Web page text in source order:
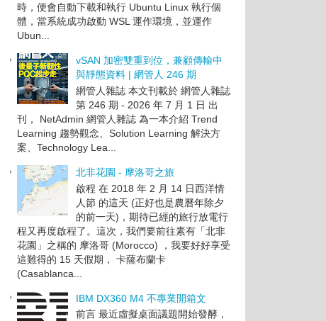
時，便會自動下載和執行 Ubuntu Linux 執行個
體，當系統成功啟動 WSL 運作環境，並運作
Ubun...
vSAN 加密雙重到位，兼顧傳輸中
與靜態資料 | 網管人 246 期
網管人雜誌 本文刊載於 網管人雜誌
第 246 期 - 2026 年 7 月 1 日 出
刊， NetAdmin 網管人雜誌 為一本介紹 Trend
Learning 趨勢觀念、Solution Learning 解決方
案、Technology Lea...
北非花園 - 摩洛哥之旅
啟程 在 2018 年 2 月 14 日西洋情
人節 的這天 (正好也是農曆年除夕
的前一天)，期待已經的旅行放電行
程又再度啟程了。這次，我們要前往素有「北非
花園」之稱的 摩洛哥 (Morocco) ，我要好好享受
這難得的 15 天假期， 卡薩布蘭卡
(Casablanca...
IBM DX360 M4 不專業開箱文
前言 最近虛擬桌面議題開始發酵，